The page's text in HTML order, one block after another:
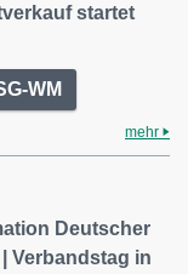
startet
WM
mehr
Deutscher
Verbandstag in